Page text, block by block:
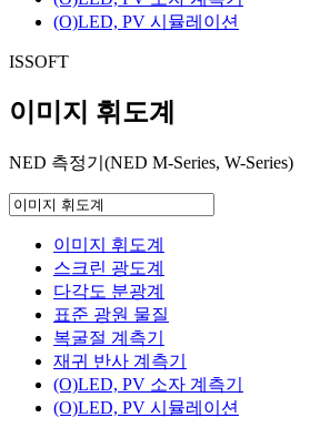
(O)LED, PV 시뮬레이션
ISSOFT
이미지 휘도계
NED 측정기(NED M-Series, W-Series)
이미지 휘도계
스크린 광도계
다각도 분광계
표준 광원 물질
복굴절 계측기
재귀 반사 계측기
(O)LED, PV 소자 계측기
(O)LED, PV 시뮬레이션